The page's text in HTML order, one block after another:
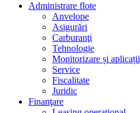
Administrare flote
Anvelope
Asigurări
Carburanţi
Tehnologie
Monitorizare și aplicații
Service
Fiscalitate
Juridic
Finanţare